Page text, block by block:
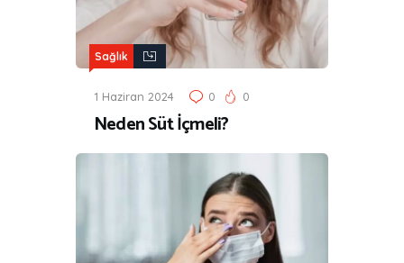
Sağlık
1 Haziran 2024 0 0
Neden Süt İçmeli?